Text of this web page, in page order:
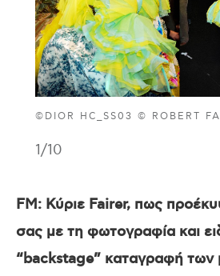
©DIOR HC_SS03 © ROBERT
1/10
FM: Κύριε Fairer, πως
σας με τη φωτογραφία και
“backstage” καταγραφή των